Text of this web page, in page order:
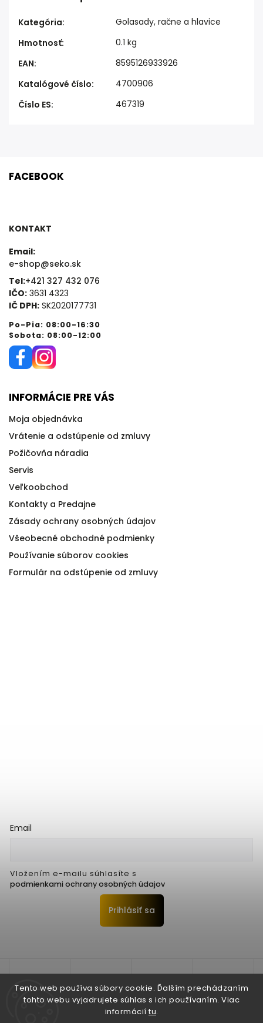
Tento web používa súbory cookie. Ďalším prechádzaním
tohto webu vyjadrujete súhlas s ich používaním. Viac
informácií tu.
Kategória:
Golasady, račne a hlavice
Hmotnosť:
0.1 kg
EAN:
8595126933926
Katalógové číslo:
4700906
Číslo ES: 467319
FACEBOOK
KONTAKT
Email:
e-shop@seko.sk
Tel:+421 327 432 076
IČO: 3631 4323
IČ DPH: SK2020177731
Po-Pia: 08:00-16:30
Sobota: 08:00-12:00
INFORMÁCIE PRE VÁS
Moja objednávka
Vrátenie a odstúpenie od zmluvy
Požičovňa náradia
Servis
Veľkoobchod
Kontakty a Predajne
Zásady ochrany osobných údajov
Všeobecné obchodné podmienky
Používanie súborov cookies
Formulár na odstúpenie od zmluvy
Email
Vložením e-mailu súhlasíte s
podmienkami ochrany osobných údajov
Prihlásiť sa